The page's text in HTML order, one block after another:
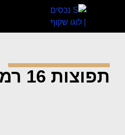
תפוצות 16 רמת גן